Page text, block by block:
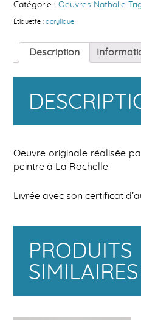
Catégorie :Oeuvres Nathalie
Étiquette :acrylique
Description
Oeuvre originale réalisée
peintre à La Rochelle.
Livrée avec son certificat
PRODUITS
SIMILAIRES